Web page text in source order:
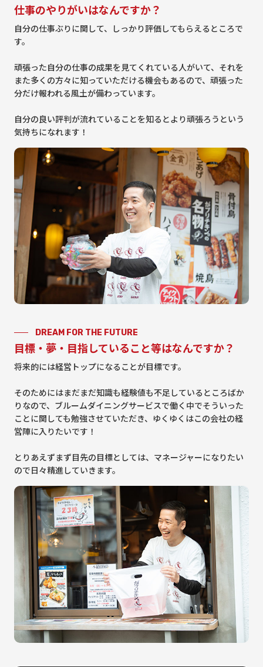
仕事のやりがいはなんですか？
自分の仕事ぶりに関して、しっかり評価してもらえるところで
す。
頑張った自分の仕事の成果を見てくれている人がいて、それを
また多くの方々に知っていただける機会もあるので、頑張った
分だけ報われる風土が備わっています。
自分の良い評判が流れていることを知るとより頑張ろうという
気持ちになれます！
DREAM FOR THE FUTURE
目標・夢・目指していること等はなんですか？
将来的には経営トップになることが目標です。
そのためにはまだまだ知識も経験値も不足しているところばか
りなので、ブルームダイニングサービスで働く中でそういった
ことに関しても勉強させていただき、ゆくゆくはこの会社の経
営陣に入りたいです！
とりあえずまず目先の目標としては、マネージャーになりたい
ので日々精進していきます。